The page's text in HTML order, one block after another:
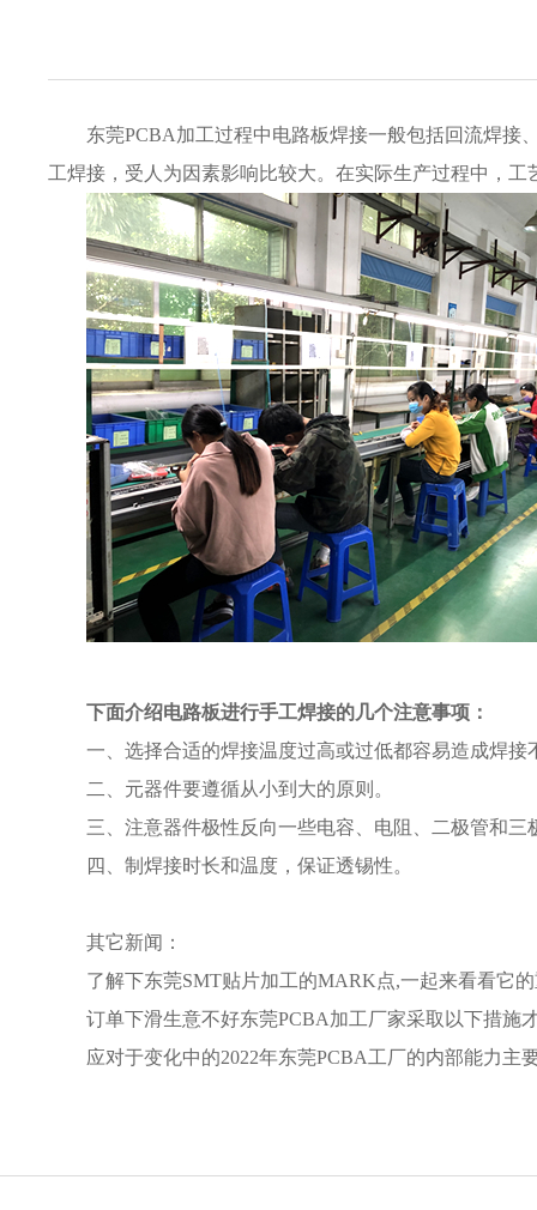
东莞PCBA加工过程中电路板焊接一般包括回流焊接
工焊接，受人为因素影响比较大。在实际生产过程中，
下面介绍电路板进行手工焊接的几个注意事项：
一、选择合适的焊接温度过高或过低都容易造成焊接
二、元器件要遵循从小到大的原则。
三、注意器件极性反向一些电容、电阻、二极管和
四、制焊接时长和温度，保证透锡性。
其它新闻：
了解下东莞SMT贴片加工的MARK点,一起来看看它
订单下滑生意不好东莞PCBA加工厂家采取以下措施
应对于变化中的2022年东莞PCBA工厂的内部能力主